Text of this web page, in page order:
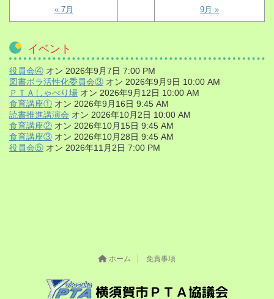
« 7月 9月 »
イベント
役員会④ オン 2026年9月7日 7:00 PM
図書ボラ活性化委員会③ オン 2026年9月9日 10:00 AM
ＰＴＡしゃべり場 オン 2026年9月12日 10:00 AM
食育講座① オン 2026年9月16日 9:45 AM
読書推進講演会 オン 2026年10月2日 10:00 AM
食育講座② オン 2026年10月15日 9:45 AM
食育講座③ オン 2026年10月28日 9:45 AM
役員会⑤ オン 2026年11月2日 7:00 PM
ホーム 免責事項